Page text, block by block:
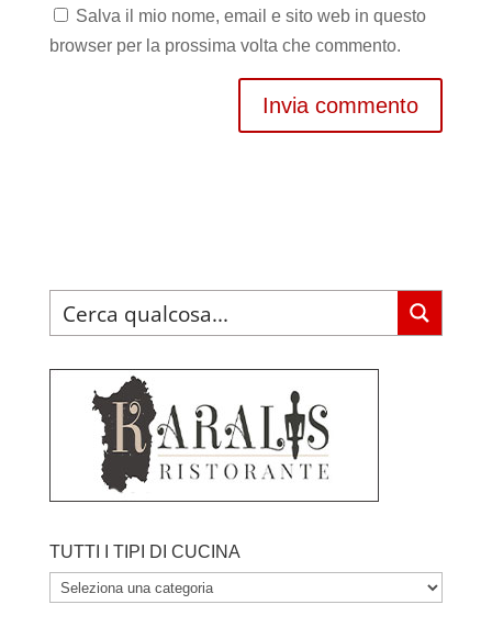
Salva il mio nome, email e sito web in questo
browser per la prossima volta che commento.
TUTTI I TIPI DI CUCINA
TUTTI